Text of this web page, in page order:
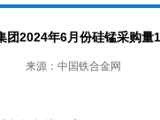
团2024年6月份硅锰采购量
来源：中国铁合金网